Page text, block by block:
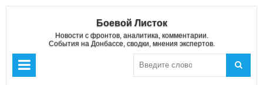
Боевой Листок
Новости с фронтов, аналитика, комментарии.
События на Донбассе, сводки, мнения экспертов.